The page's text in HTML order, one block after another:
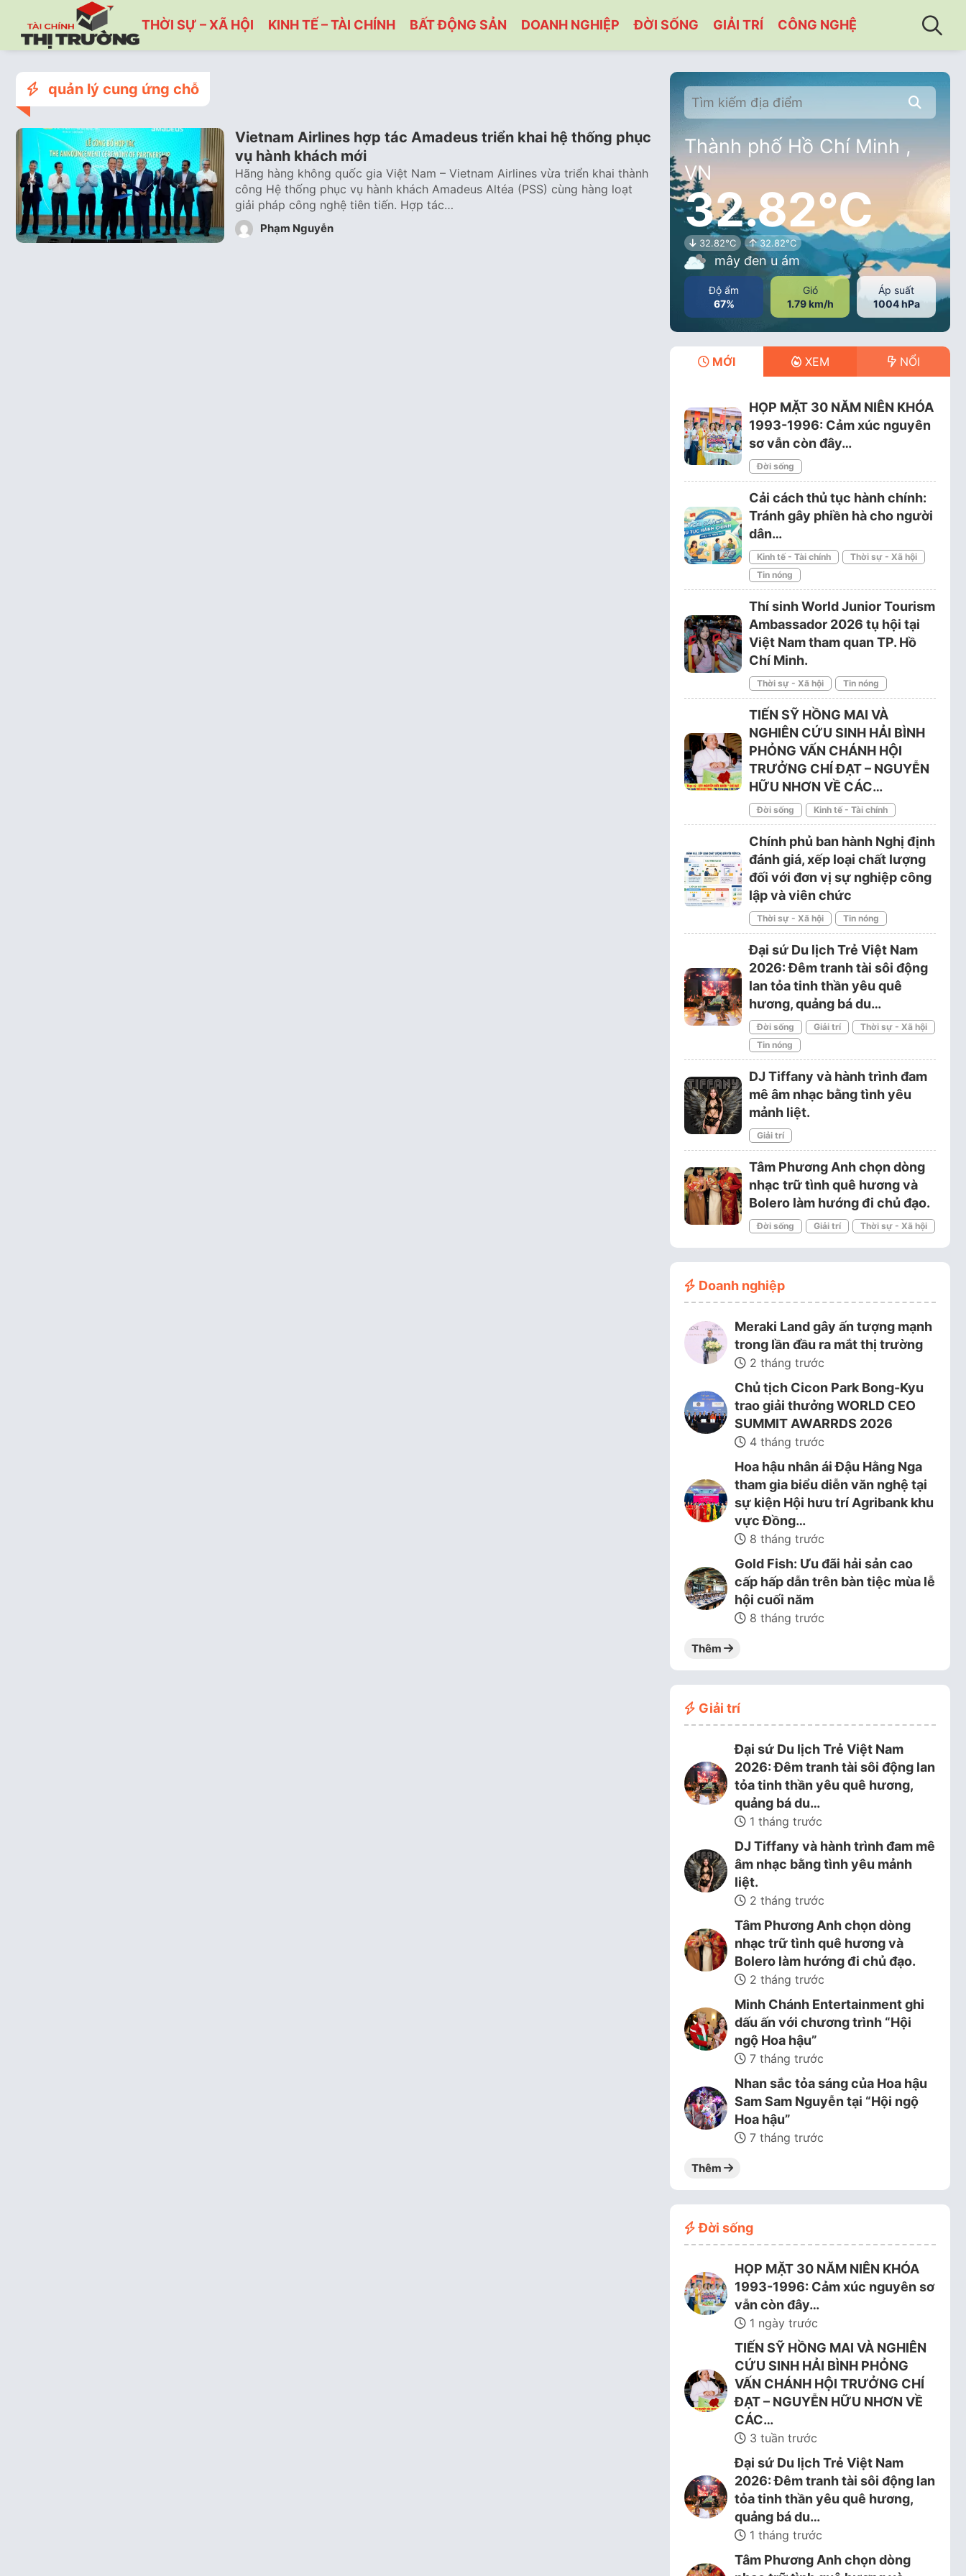
THỜI SỰ – XÃ HỘI KINH TẾ – TÀI CHÍNH BẤT ĐỘNG SẢN DOANH NGHIỆP ĐỜI SỐNG GIẢI TRÍ CÔNG NGHỆ
quản lý cung ứng chỗ
Vietnam Airlines hợp tác Amadeus triển khai hệ thống phục
vụ hành khách mới
Hãng hàng không quốc gia Việt Nam – Vietnam Airlines vừa triển khai thành
công Hệ thống phục vụ hành khách Amadeus Altéa (PSS) cùng hàng loạt
giải pháp công nghệ tiên tiến. Hợp tác…
Phạm Nguyễn
Thành phố Hồ Chí Minh ,
VN
32.82°C
32.82°C 32.82°C
mây đen u ám
Độ ẩm
67%
Gió
1.79 km/h
Áp suất
1004 hPa
MỚI XEM NỔI
HỌP MẶT 30 NĂM NIÊN KHÓA
1993-1996: Cảm xúc nguyên
sơ vẫn còn đây…
Đời sống
Cải cách thủ tục hành chính:
Tránh gây phiền hà cho người
dân…
Kinh tế - Tài chính
Thời sự - Xã hội
Tin nóng
Thí sinh World Junior Tourism
Ambassador 2026 tụ hội tại
Việt Nam tham quan TP. Hồ
Chí Minh.
Thời sự - Xã hội Tin nóng
TIẾN SỸ HỒNG MAI VÀ
NGHIÊN CỨU SINH HẢI BÌNH
PHỎNG VẤN CHÁNH HỘI
TRƯỞNG CHÍ ĐẠT – NGUYỄN
HỮU NHƠN VỀ CÁC…
Đời sống Kinh tế - Tài chính
Chính phủ ban hành Nghị định
đánh giá, xếp loại chất lượng
đối với đơn vị sự nghiệp công
lập và viên chức
Thời sự - Xã hội Tin nóng
Đại sứ Du lịch Trẻ Việt Nam
2026: Đêm tranh tài sôi động
lan tỏa tinh thần yêu quê
hương, quảng bá du…
Đời sống Giải trí
Thời sự - Xã hội
Tin nóng
DJ Tiffany và hành trình đam
mê âm nhạc bằng tình yêu
mảnh liệt.
Giải trí
Tâm Phương Anh chọn dòng
nhạc trữ tình quê hương và
Bolero làm hướng đi chủ đạo.
Đời sống Giải trí Thời sự - Xã hội
Doanh nghiệp
Meraki Land gây ấn tượng mạnh
trong lần đầu ra mắt thị trường
2 tháng trước
Chủ tịch Cicon Park Bong-Kyu
trao giải thưởng WORLD CEO
SUMMIT AWARRDS 2026
4 tháng trước
Hoa hậu nhân ái Đậu Hằng Nga
tham gia biểu diễn văn nghệ tại
sự kiện Hội hưu trí Agribank khu
vực Đồng…
8 tháng trước
Gold Fish: Ưu đãi hải sản cao
cấp hấp dẫn trên bàn tiệc mùa lễ
hội cuối năm
8 tháng trước
Thêm
Giải trí
Đại sứ Du lịch Trẻ Việt Nam
2026: Đêm tranh tài sôi động lan
tỏa tinh thần yêu quê hương,
quảng bá du…
1 tháng trước
DJ Tiffany và hành trình đam mê
âm nhạc bằng tình yêu mảnh
liệt.
2 tháng trước
Tâm Phương Anh chọn dòng
nhạc trữ tình quê hương và
Bolero làm hướng đi chủ đạo.
2 tháng trước
Minh Chánh Entertainment ghi
dấu ấn với chương trình “Hội
ngộ Hoa hậu”
7 tháng trước
Nhan sắc tỏa sáng của Hoa hậu
Sam Sam Nguyễn tại “Hội ngộ
Hoa hậu”
7 tháng trước
Thêm
Đời sống
HỌP MẶT 30 NĂM NIÊN KHÓA
1993-1996: Cảm xúc nguyên sơ
vẫn còn đây…
1 ngày trước
TIẾN SỸ HỒNG MAI VÀ NGHIÊN
CỨU SINH HẢI BÌNH PHỎNG
VẤN CHÁNH HỘI TRƯỞNG CHÍ
ĐẠT – NGUYỄN HỮU NHƠN VỀ
CÁC…
3 tuần trước
Đại sứ Du lịch Trẻ Việt Nam
2026: Đêm tranh tài sôi động lan
tỏa tinh thần yêu quê hương,
quảng bá du…
1 tháng trước
Tâm Phương Anh chọn dòng